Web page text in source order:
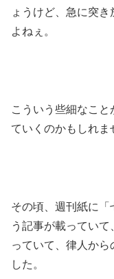
ょうけど、急に突
よねぇ。
こういう些細なこ
ていくのかもしれま
その頃、週刊紙に
う記事が載ってい
っていて、律人から
した。